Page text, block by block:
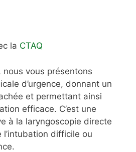
la CTAQ
vous présentons
d’urgence, donnant un
et permettant ainsi
efficace. C’est une
à la laryngoscopie directe
difficile ou